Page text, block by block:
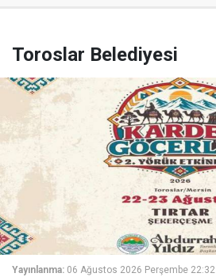
Toroslar Belediyesi
Yayınlanma: 06 Ağustos 2026 Perşembe 22:32